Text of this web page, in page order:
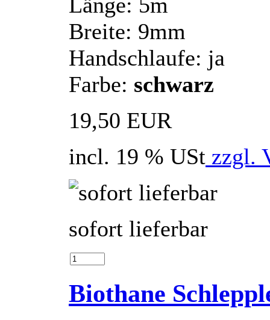
Breite: 9mm
Handschlaufe: ja
Farbe: schwarz
19,50 EUR
incl. 19 % USt zzgl.
sofort lieferbar
Biothane